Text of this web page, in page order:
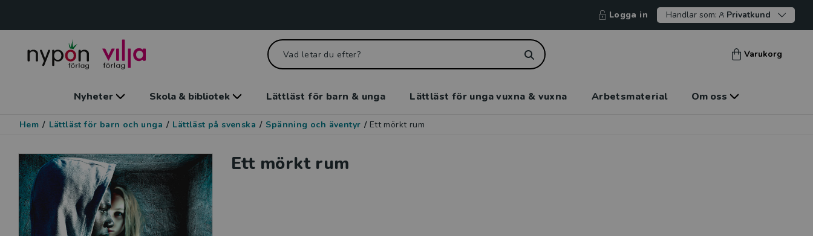
Logga in Handlar som: Privatkund
Varukorg
Nyheter Skola & bibliotek Lättläst för barn & unga Lättläst för unga vuxna & vuxna Arbetsmaterial Om oss
Hem / Lättläst för barn och unga / Lättläst på svenska / Spänning och äventyr / Ett mörkt rum
Ett mörkt rum